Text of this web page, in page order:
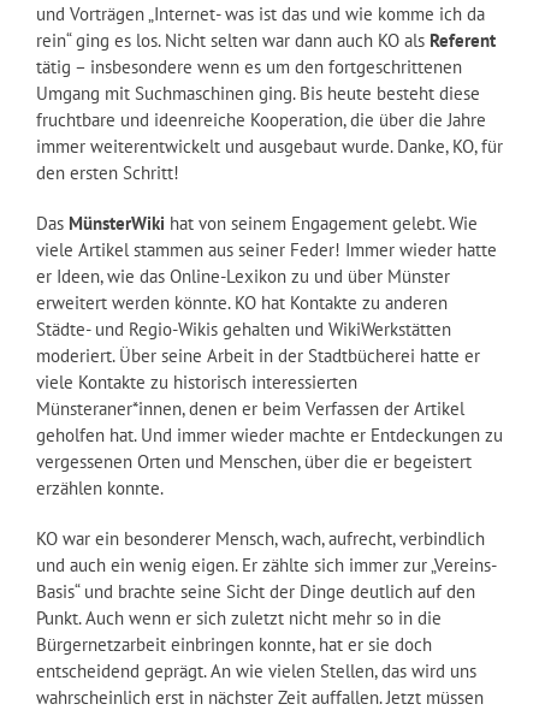
und Vorträgen „Internet- was ist das und wie komme ich da
rein“ ging es los. Nicht selten war dann auch KO als Referent
tätig – insbesondere wenn es um den fortgeschrittenen
Umgang mit Suchmaschinen ging. Bis heute besteht diese
fruchtbare und ideenreiche Kooperation, die über die Jahre
immer weiterentwickelt und ausgebaut wurde. Danke, KO, für
den ersten Schritt!
Das MünsterWiki hat von seinem Engagement gelebt. Wie
viele Artikel stammen aus seiner Feder! Immer wieder hatte
er Ideen, wie das Online-Lexikon zu und über Münster
erweitert werden könnte. KO hat Kontakte zu anderen
Städte- und Regio-Wikis gehalten und WikiWerkstätten
moderiert. Über seine Arbeit in der Stadtbücherei hatte er
viele Kontakte zu historisch interessierten
Münsteraner*innen, denen er beim Verfassen der Artikel
geholfen hat. Und immer wieder machte er Entdeckungen zu
vergessenen Orten und Menschen, über die er begeistert
erzählen konnte.
KO war ein besonderer Mensch, wach, aufrecht, verbindlich
und auch ein wenig eigen. Er zählte sich immer zur „Vereins-
Basis“ und brachte seine Sicht der Dinge deutlich auf den
Punkt. Auch wenn er sich zuletzt nicht mehr so in die
Bürgernetzarbeit einbringen konnte, hat er sie doch
entscheidend geprägt. An wie vielen Stellen, das wird uns
wahrscheinlich erst in nächster Zeit auffallen. Jetzt müssen